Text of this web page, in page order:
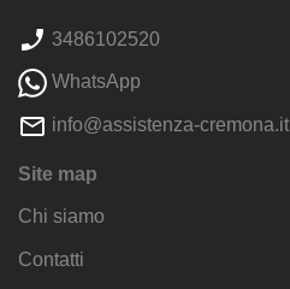
3486102520
WhatsApp
info@assistenza-cremona.it
Site map
Chi siamo
Contatti